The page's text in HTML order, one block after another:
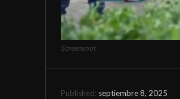
Screenshot
Published: septiembre 8, 2025